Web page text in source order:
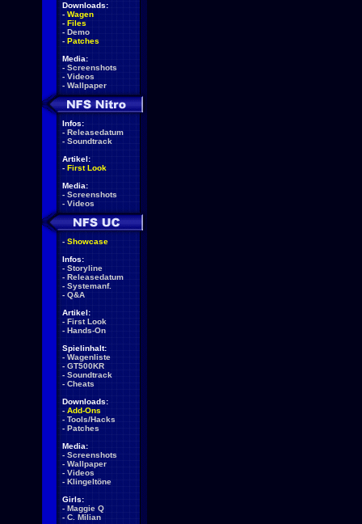
Downloads:
- Wagen
- Files
- Demo
- Patches
Media:
- Screenshots
- Videos
- Wallpaper
Infos:
- Releasedatum
- Soundtrack
Artikel:
- First Look
Media:
- Screenshots
- Videos
- Showcase
Infos:
- Storyline
- Releasedatum
- Systemanf.
- Q&A
Artikel:
- First Look
- Hands-On
Spielinhalt:
- Wagenliste
- GT500KR
- Soundtrack
- Cheats
Downloads:
- Add-Ons
- Tools/Hacks
- Patches
Media:
- Screenshots
- Wallpaper
- Videos
- Klingeltöne
Girls:
- Maggie Q
- C. Milian